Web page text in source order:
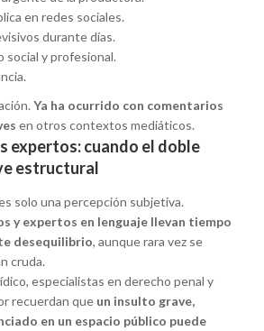
en redes sociales.
durante días.
social y profesional.
Ya ha ocurrido con comentarios
en otros contextos mediáticos.
expertos: cuando el doble
estructural
solo una percepción subjetiva.
y expertos en lenguaje llevan tiempo
desequilibrio, aunque rara vez se
cruda.
especialistas en derecho penal y
recuerdan que un insulto grave,
en un espacio público puede